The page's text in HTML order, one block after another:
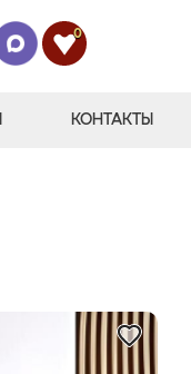
0
КОНТАКТЫ